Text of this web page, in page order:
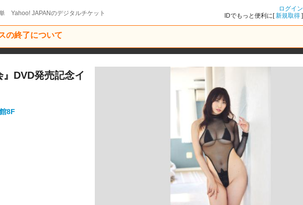
Yahoo! JAPANのデジタルチケット
ログイン
IDでもっと便利に[新規取得 ]
の終了について
』DVD発売記念イ
8F